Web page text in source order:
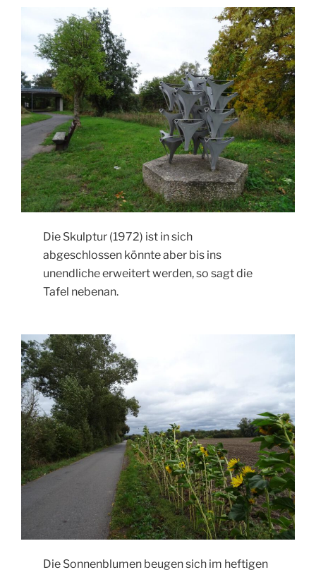
Die Skulptur (1972) ist in sich
abgeschlossen könnte aber bis ins
unendliche erweitert werden, so sagt die
Tafel nebenan.
Die Sonnenblumen beugen sich im heftigen